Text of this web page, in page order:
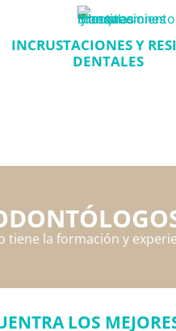
INCRUSTACIONES Y
DENTALES
tiene la formación y
LOS